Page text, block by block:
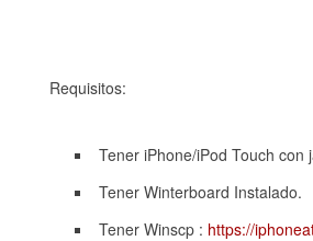
Requisitos:
Tener iPhone/iPod Touch con
Tener Winterboard Instalado.
Tener Winscp : https://